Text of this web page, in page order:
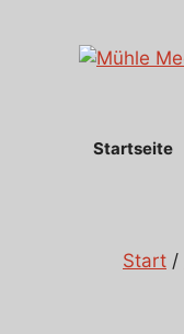
Startseite
Start /